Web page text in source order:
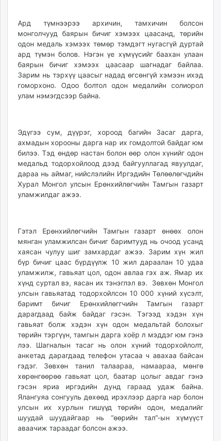
Ард түмнээрээ архичин, тамхичин болсон
монголчууд баярын бичиг хэмээх цаасанд, төрийн
одон медаль хэмээх төмөр тэмдэгт нугасгүй дуртай
ард түмэн болов. Нэгэн үе хүмүүсийг баахан улаан
баярын бичиг хэмээх цаасаар шагнадаг байлаа.
Зарим нь тэрхүү цаасыг надад өгсөнгүй хэмээн ихэд
гоморхоно. Одоо болтол одон медалийн солиорол
улам нэмэгдсээр байна.
Эдүгээ сум, дүүрэг, хороод багийн Засаг дарга,
ахмадын хорооны дарга нар их гомдолтой байдаг юм
билээ. Тэд өндөр настан болон өөр олон хүнийг одон
медальд тодорхойлоод дээд байгууллагад явуулдаг,
дараа нь аймаг, нийслэлийн Иргэдийн Төлөөлөгчдийн
Хурал Монгол улсын Ерөнхийлөгчийн Тамгын газарт
уламжилдаг ажээ.
Гэтэл Ерөнхийлөгчийн Тамгын газарт өнөөх олон
мянган уламжилсан бичиг баримтууд нь очоод усанд
хаясан чулуу шиг замхардаг ажээ. Зарим хүн жил
бүр бичиг цаас бүрдүүлж 10 жил дараалан 10 удаа
уламжилж, гавьяат цол, одон авлаа гэх аж. Ямар их
хүнд суртал вэ, яасан их тэнэглэл вэ. Зөвхөн Монгол
улсын гавьяатад тодорхойлсон 10 000 хүний хүсэлт,
баримт бичиг Ерөнхийлөггчийн Тамгын газарт
дарагдаад байж байдаг гэсэн. Тэгээд хэдэн хүн
гавьяат болж хэдэн хүн одон медальтай болохыг
төрийн тэргүүн, тамгын дарга хоёр л мэддэг юм гэнэ
лээ. Шагналын тасаг нь олон хүний тодорхойлолт,
анкетад дарагдаад телефон утасаа ч авахаа байсан
гэдэг. Зөвхөн танил талаараа, намаараа, мөнгө
хөрөнгөөрөө гавьяат цол, баатар цолыг авдаг гэнэ
гэсэн яриа иргэдийн дунд гараад удаж байна.
Ялангуяа сонгууль дөхөөд ирэхлээр дарга нар болон
улсын их хурлын гишүүд төрийн одон, медалийг
шуудай шуудайгаар нь “өөрийн тал”-ын хүмүүст
аваачиж тараадаг болсон ажээ.